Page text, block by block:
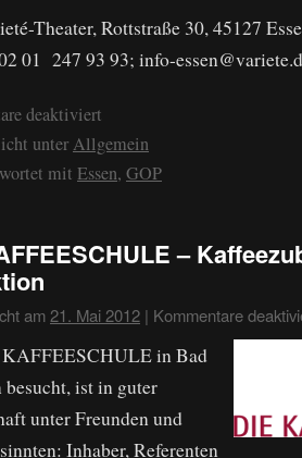
Theater, Rottstraße 30, 45127
01 247 93 93; info-
deaktiviert
unterAllgemein
mit Essen, GOP
–
am 21. Mai 2012 | Kommentare
in Bad
besucht, ist in guter
unter Freunden und
Inhaber, Referenten